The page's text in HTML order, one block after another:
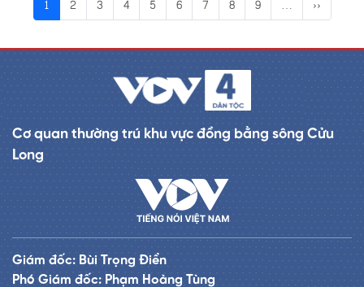
1 2 3 4 5 6 7 8 9 … ››
Cơ quan thường trú khu vực đồng bằng sông Cửu
Long
Giám đốc: Bùi Trọng Điển
Phó Giám đốc: Phạm Hoàng Tùng